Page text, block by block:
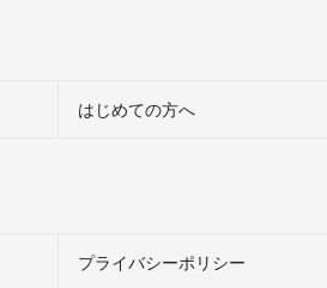
はじめての方へ
プライバシーポリシー